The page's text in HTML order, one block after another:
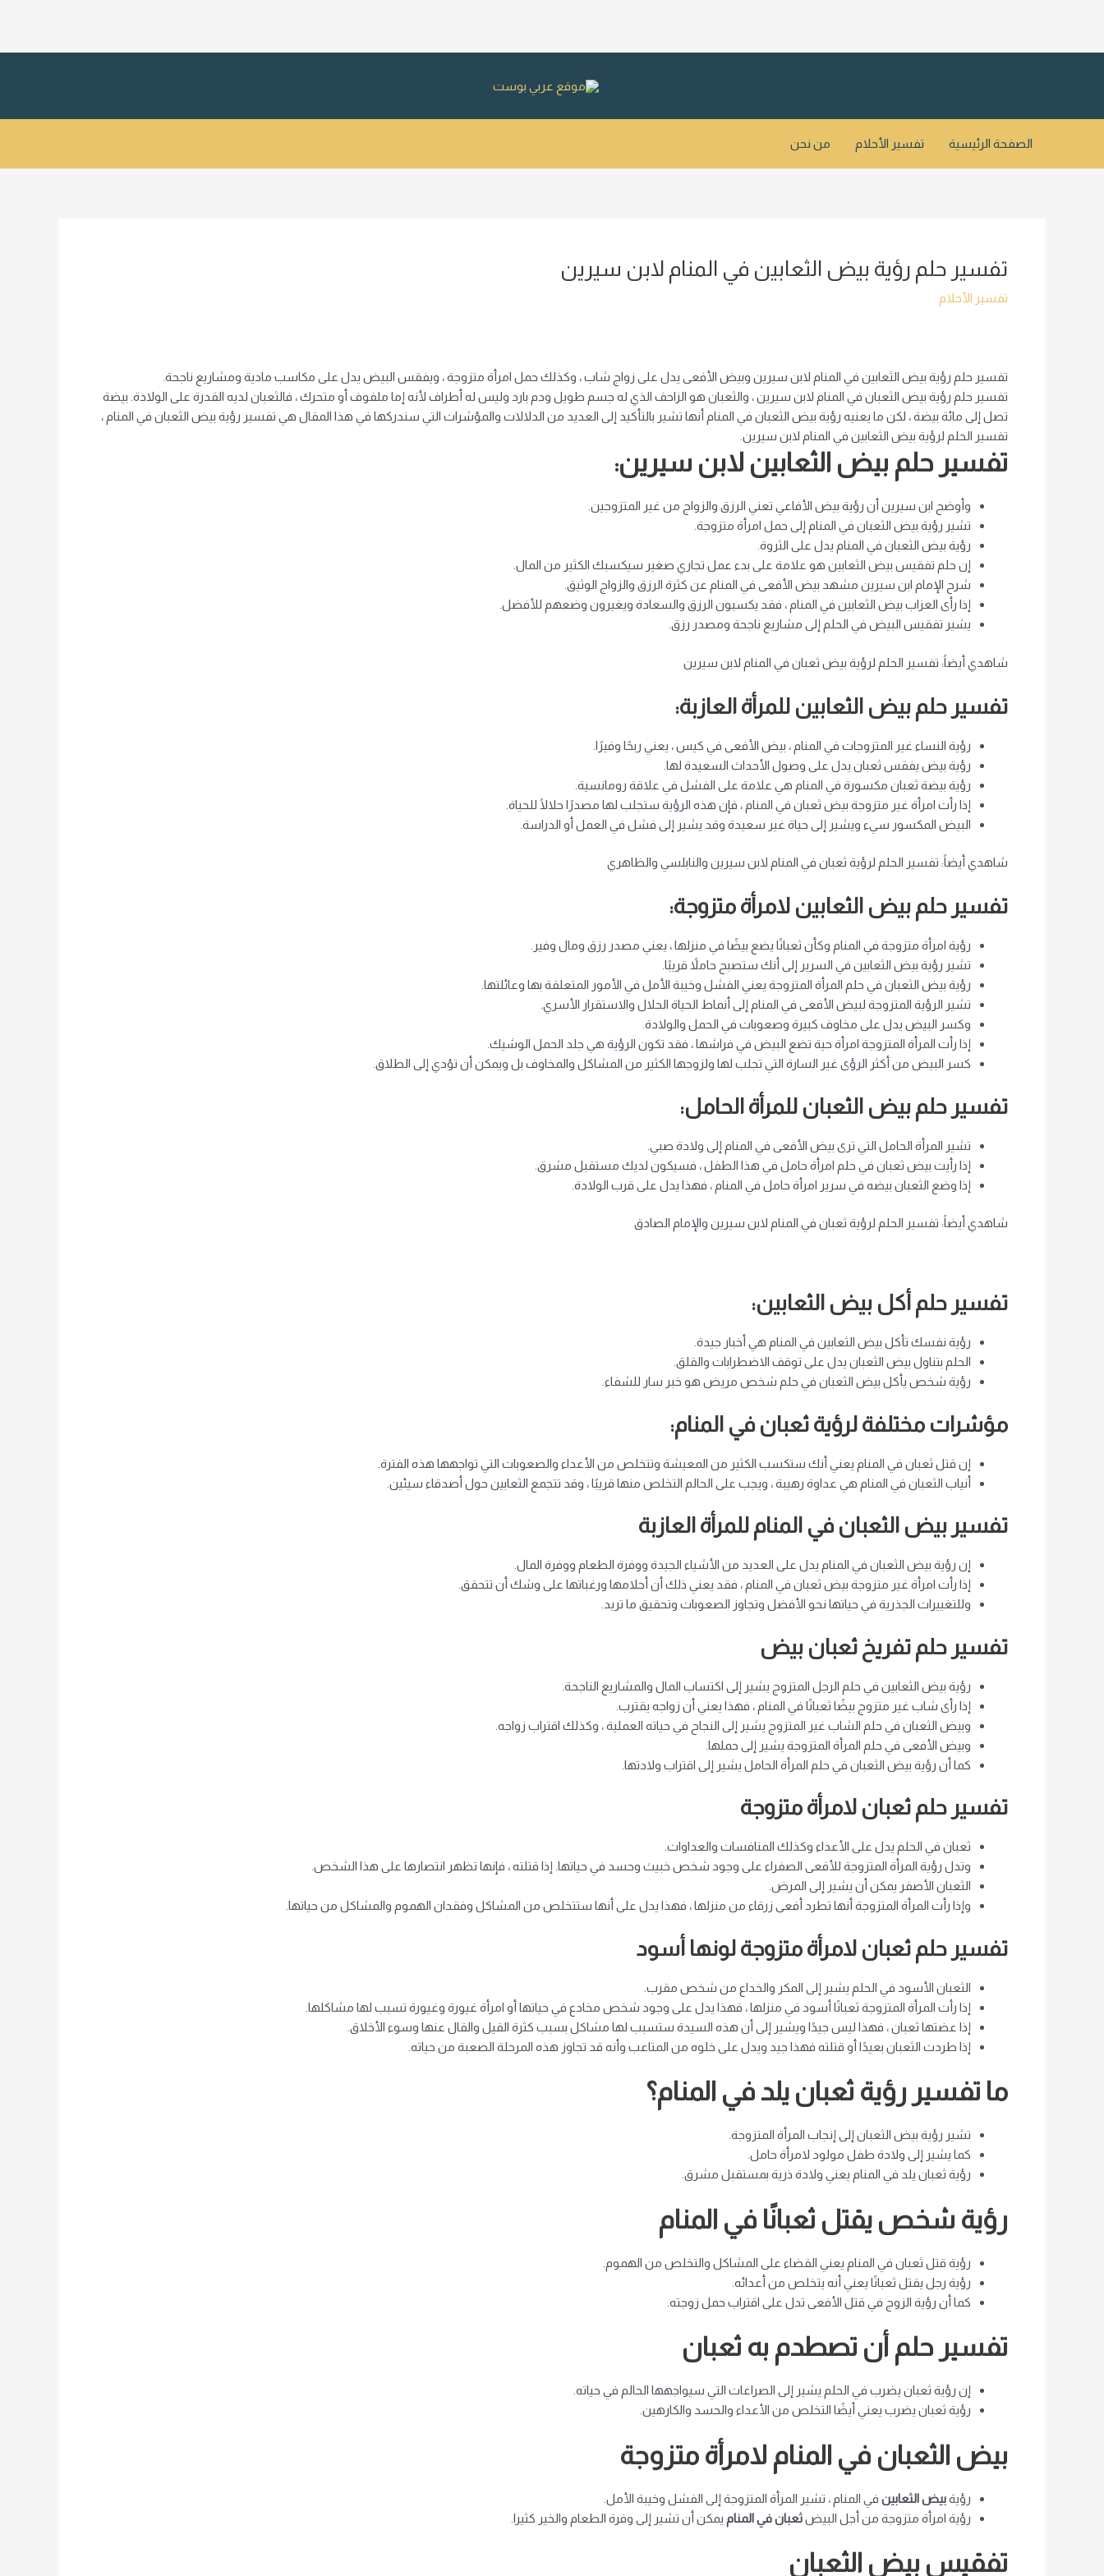
الصفحة الرئيسية تفسير الأحلام من نحن
تفسير حلم رؤية بيض الثعابين في المنام لابن سيرين
تفسير الأحلام
تفسير حلم رؤية بيض الثعابين في المنام لابن سيرين وبيض الأفعى يدل على زواج شاب ، وكذلك حمل امرأة متزوجة ، ويفقس البيض يدل على مكاسب مادية ومشاريع ناجحة.
تفسير حلم رؤية بيض الثعبان في المنام لابن سيرين ، والثعبان هو الزاحف الذي له جسم طويل ودم بارد وليس له أطراف لأنه إما ملفوف أو متحرك ، فالثعبان لديه القدرة على الولادة. بيضة
تصل إلى مائة بيضة ، لكن ما يعنيه رؤية بيض الثعبان في المنام أنها تشير بالتأكيد إلى العديد من الدلالات والمؤشرات التي سندركها في هذا المقال هي تفسير رؤية بيض الثعبان في المنام ،
تفسير الحلم لرؤية بيض الثعابين في المنام لابن سيرين.
تفسير حلم بيض الثعابين لابن سيرين:
وأوضح ابن سيرين أن رؤية بيض الأفاعي تعني الرزق والزواج من غير المتزوجين.
تشير رؤية بيض الثعبان في المنام إلى حمل امرأة متزوجة.
رؤية بيض الثعبان في المنام يدل على الثروة.
إن حلم تفقيس بيض الثعابين هو علامة على بدء عمل تجاري صغير سيكسبك الكثير من المال.
شرح الإمام ابن سيرين مشهد بيض الأفعى في المنام عن كثرة الرزق والزواج الوثيق.
إذا رأى العزاب بيض الثعابين في المنام ، فقد يكسبون الرزق والسعادة ويغيرون وضعهم للأفضل.
يشير تفقيس البيض في الحلم إلى مشاريع ناجحة ومصدر رزق.
شاهدي أيضاً: تفسير الحلم لرؤية بيض ثعبان في المنام لابن سيرين
تفسير حلم بيض الثعابين للمرأة العازبة:
رؤية النساء غير المتزوجات في المنام ، بيض الأفعى في كيس ، يعني ربحًا وفيرًا.
رؤية بيض يفقس ثعبان يدل على وصول الأحداث السعيدة لها.
رؤية بيضة ثعبان مكسورة في المنام هي علامة على الفشل في علاقة رومانسية.
إذا رأت امرأة غير متزوجة بيض ثعبان في المنام ، فإن هذه الرؤية ستجلب لها مصدرًا حلالًا للحياة.
البيض المكسور سيء ويشير إلى حياة غير سعيدة وقد يشير إلى فشل في العمل أو الدراسة.
شاهدي أيضاً: تفسير الحلم لرؤية ثعبان في المنام لابن سيرين والنابلسي والظاهري
تفسير حلم بيض الثعابين لامرأة متزوجة:
رؤية امرأة متزوجة في المنام وكأن ثعبانًا يضع بيضًا في منزلها ، يعني مصدر رزق ومال وفير.
تشير رؤية بيض الثعابين في السرير إلى أنك ستصبح حاملاً قريبًا.
رؤية بيض الثعبان في حلم المرأة المتزوجة يعني الفشل وخيبة الأمل في الأمور المتعلقة بها وعائلتها.
تشير الرؤية المتزوجة لبيض الأفعى في المنام إلى أنماط الحياة الحلال والاستقرار الأسري.
وكسر البيض يدل على مخاوف كبيرة وصعوبات في الحمل والولادة.
إذا رأت المرأة المتزوجة امرأة حية تضع البيض في فراشها ، فقد تكون الرؤية هي جلد الحمل الوشيك.
كسر البيض من أكثر الرؤى غير السارة التي تجلب لها ولزوجها الكثير من المشاكل والمخاوف بل ويمكن أن تؤدي إلى الطلاق.
تفسير حلم بيض الثعبان للمرأة الحامل:
تشير المرأة الحامل التي ترى بيض الأفعى في المنام إلى ولادة صبي.
إذا رأيت بيض ثعبان في حلم امرأة حامل في هذا الطفل ، فسيكون لديك مستقبل مشرق.
إذا وضع الثعبان بيضه في سرير امرأة حامل في المنام ، فهذا يدل على قرب الولادة.
شاهدي أيضاً: تفسير الحلم لرؤية ثعبان في المنام لابن سيرين والإمام الصادق
تفسير حلم أكل بيض الثعابين:
رؤية نفسك تأكل بيض الثعابين في المنام هي أخبار جيدة.
الحلم بتناول بيض الثعبان يدل على توقف الاضطرابات والقلق.
رؤية شخص يأكل بيض الثعبان في حلم شخص مريض هو خبر سار للشفاء.
مؤشرات مختلفة لرؤية ثعبان في المنام:
إن قتل ثعبان في المنام يعني أنك ستكسب الكثير من المعيشة وتتخلص من الأعداء والصعوبات التي تواجهها هذه الفترة.
أنياب الثعبان في المنام هي عداوة رهيبة ، ويجب على الحالم التخلص منها قريبًا ، وقد تتجمع الثعابين حول أصدقاء سيئين.
تفسير بيض الثعبان في المنام للمرأة العازبة
إن رؤية بيض الثعبان في المنام يدل على العديد من الأشياء الجيدة ووفرة الطعام ووفرة المال.
إذا رأت امرأة غير متزوجة بيض ثعبان في المنام ، فقد يعني ذلك أن أحلامها ورغباتها على وشك أن تتحقق.
وللتغييرات الجذرية في حياتها نحو الأفضل وتجاوز الصعوبات وتحقيق ما تريد.
تفسير حلم تفريخ ثعبان بيض
رؤية بيض الثعابين في حلم الرجل المتزوج يشير إلى اكتساب المال والمشاريع الناجحة.
إذا رأى شاب غير متزوج بيضًا ثعبانًا في المنام ، فهذا يعني أن زواجه يقترب.
وبيض الثعبان في حلم الشاب غير المتزوج يشير إلى النجاح في حياته العملية ، وكذلك اقتراب زواجه.
وبيض الأفعى في حلم المرأة المتزوجة يشير إلى حملها.
كما أن رؤية بيض الثعبان في حلم المرأة الحامل يشير إلى اقتراب ولادتها.
تفسير حلم ثعبان لامرأة متزوجة
ثعبان في الحلم يدل على الأعداء وكذلك المنافسات والعداوات.
وتدل رؤية المرأة المتزوجة للأفعى الصفراء على وجود شخص خبيث وحسد في حياتها. إذا قتلته ، فإنها تظهر انتصارها على هذا الشخص.
الثعبان الأصفر يمكن أن يشير إلى المرض.
وإذا رأت المرأة المتزوجة أنها تطرد أفعى زرقاء من منزلها ، فهذا يدل على أنها ستتخلص من المشاكل وفقدان الهموم والمشاكل من حياتها.
تفسير حلم ثعبان لامرأة متزوجة لونها أسود
الثعبان الأسود في الحلم يشير إلى المكر والخداع من شخص مقرب.
إذا رأت المرأة المتزوجة ثعبانًا أسود في منزلها ، فهذا يدل على وجود شخص مخادع في حياتها أو امرأة غيورة وغيورة تسبب لها مشاكلها.
إذا عضتها ثعبان ، فهذا ليس جيدًا ويشير إلى أن هذه السيدة ستسبب لها مشاكل بسبب كثرة القيل والقال عنها وسوء الأخلاق.
إذا طردت الثعبان بعيدًا أو قتلته فهذا جيد ويدل على خلوه من المتاعب وأنه قد تجاوز هذه المرحلة الصعبة من حياته.
ما تفسير رؤية ثعبان يلد في المنام؟
تشير رؤية بيض الثعبان إلى إنجاب المرأة المتزوجة.
كما يشير إلى ولادة طفل مولود لامرأة حامل.
رؤية ثعبان يلد في المنام يعني ولادة ذرية بمستقبل مشرق.
رؤية شخص يقتل ثعبانًا في المنام
رؤية قتل ثعبان في المنام يعني القضاء على المشاكل والتخلص من الهموم.
رؤية رجل يقتل ثعبانًا يعني أنه يتخلص من أعدائه.
كما أن رؤية الزوج في قتل الأفعى تدل على اقتراب حمل زوجته.
تفسير حلم أن تصطدم به ثعبان
إن رؤية ثعبان يضرب في الحلم يشير إلى الصراعات التي سيواجهها الحالم في حياته.
رؤية ثعبان يضرب يعني أيضًا التخلص من الأعداء والحسد والكارهين.
بيض الثعبان في المنام لامرأة متزوجة
رؤيةبيض الثعابين في المنام ، تشير المرأة المتزوجة إلى الفشل وخيبة الأمل.
رؤية امرأة متزوجة من أجل البيضثعبان في المنام يمكن أن تشير إلى وفرة الطعام والخير كثيرا.
تفقيس بيض الثعبان